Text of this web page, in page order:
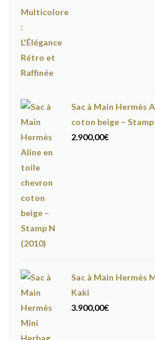
Sac à Main Hermès
coton beige – Stamp
2.900,00€
Sac à Main Hermès
Kaki
3.900,00€